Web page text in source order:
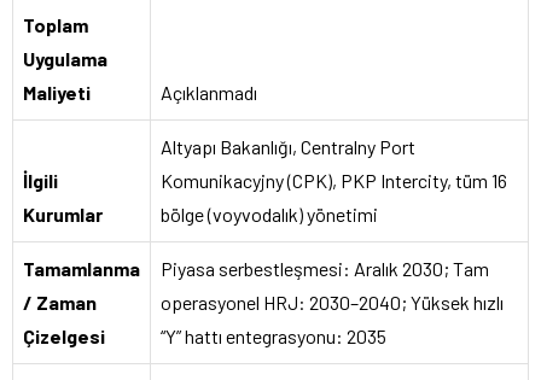
Toplam
Uygulama
Maliyeti
Açıklanmadı
İlgili
Kurumlar
Altyapı Bakanlığı, Centralny Port
Komunikacyjny (CPK), PKP Intercity, tüm 16
bölge (voyvodalık) yönetimi
Tamamlanma
/ Zaman
Çizelgesi
Piyasa serbestleşmesi: Aralık 2030; Tam
operasyonel HRJ: 2030–2040; Yüksek hızlı
“Y” hattı entegrasyonu: 2035